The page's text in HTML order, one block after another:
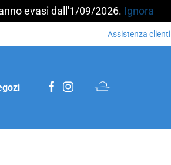
evasi dall'1/09/2026. Ignora
Assistenza clienti